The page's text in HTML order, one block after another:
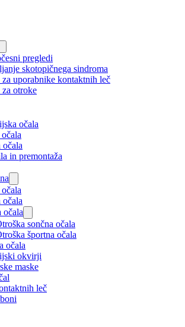
pregledi
skotopičnega sindroma
za uporabnike kontaktnih leč
za otroke
očala
očala
in premontaža
očala
očala
sončna očala
športna očala
očala
okvirji
maske
leč